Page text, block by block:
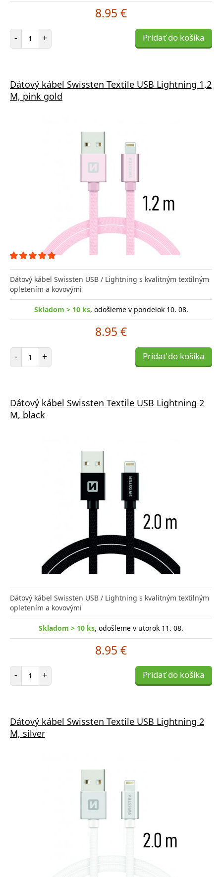
8.95 €
- Počet položiek
+ Pridať do košíka
Dátový kábel Swissten Textile USB Lightning 1,2
M, pink gold
Dátový kábel Swissten USB / Lightning s kvalitným textilným
opletením a kovovými
Skladom > 10 ks, odošleme v pondelok 10. 08.
8.95 €
- Počet položiek
+ Pridať do košíka
Dátový kábel Swissten Textile USB Lightning 2
M, black
Dátový kábel Swissten USB / Lightning s kvalitným textilným
opletením a kovovými
Skladom > 10 ks, odošleme v utorok 11. 08.
8.95 €
- Počet položiek
+ Pridať do košíka
Dátový kábel Swissten Textile USB Lightning 2
M, silver